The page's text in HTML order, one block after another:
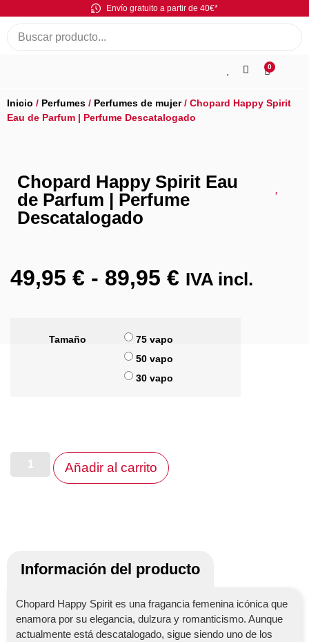
Envío gratuito a partir de 40€*
0
Inicio / Perfumes / Perfumes de mujer/ Chopard Happy Spirit
Eau de Parfum | Perfume Descatalogado
Chopard Happy Spirit Eau
de Parfum | Perfume
Descatalogado
49,95 € - 89,95 € IVA incl.
Tamaño
75 vapo
50 vapo
30 vapo
Añadir al carrito
Información del producto
Chopard Happy Spirit es una fragancia femenina icónica que
enamora por su elegancia, dulzura y romanticismo. Aunque
actualmente está descatalogado, sigue siendo uno de los